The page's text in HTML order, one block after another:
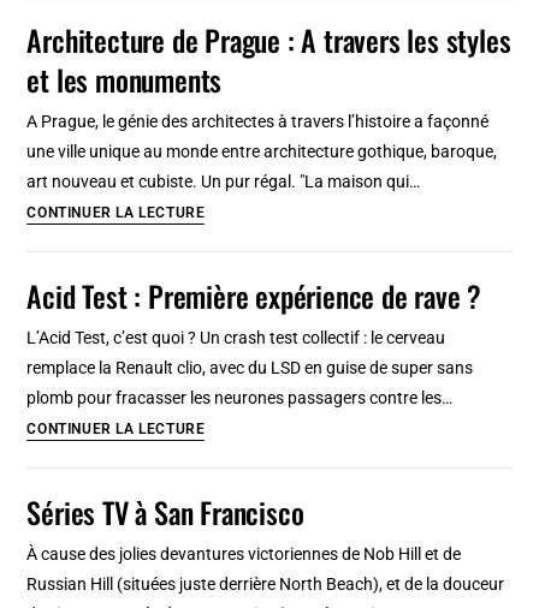
Prague,
restaurant
bougie
Architecture de Prague : A travers les styles
et les monuments
A Prague, le génie des architectes à travers l’histoire a façonné
une ville unique au monde entre architecture gothique, baroque,
art nouveau et cubiste. Un pur régal. "La maison qui…
CONTINUER LA LECTUREArchitecture
:
A
travers
les
styles
monuments
Acid Test : Première expérience de rave ?
L’Acid Test, c’est quoi ? Un crash test collectif : le cerveau
remplace la Renault clio, avec du LSD en guise de super sans
plomb pour fracasser les neurones passagers contre les…
CONTINUER LA LECTUREAcid
Première
expérience
de
Séries TV à San Francisco
À cause des jolies devantures victoriennes de Nob Hill et de
Russian Hill (situées juste derrière North Beach), et de la douceur